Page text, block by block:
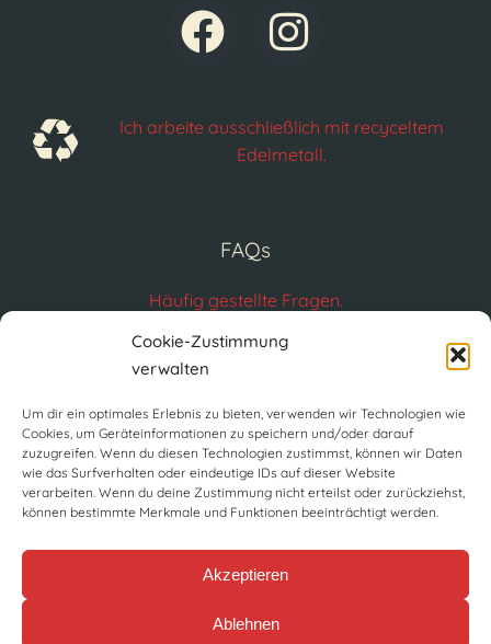
Cookie-Zustimmung
verwalten
Um dir ein optimales Erlebnis zu bieten, verwenden wir Technologien wie
Cookies, um Geräteinformationen zu speichern und/oder darauf
zuzugreifen. Wenn du diesen Technologien zustimmst, können wir Daten
wie das Surfverhalten oder eindeutige IDs auf dieser Website
verarbeiten. Wenn du deine Zustimmung nicht erteilst oder zurückziehst,
können bestimmte Merkmale und Funktionen beeinträchtigt werden.
Akzeptieren
Ablehnen
Ich arbeite ausschließlich mit recyceltem
Edelmetall.
FAQs
Häufig gestellte Fragen.
FAQs